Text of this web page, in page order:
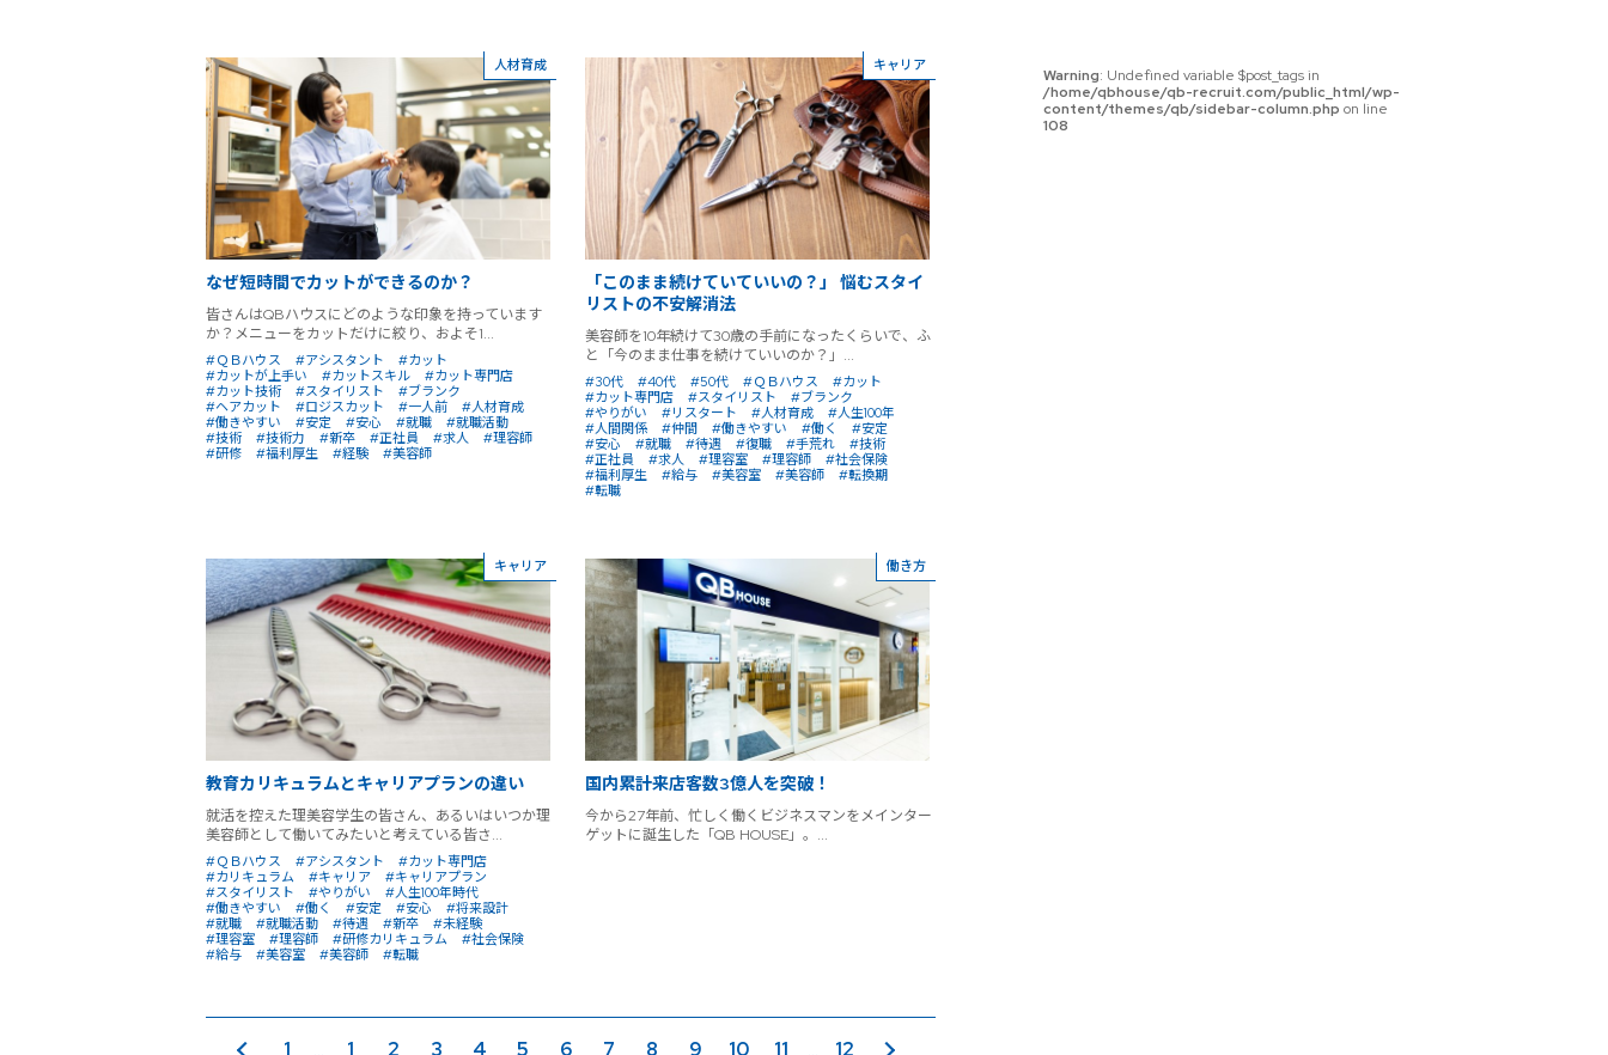
人材育成
なぜ短時間でカットができるのか？
皆さんはQBハウスにどのような印象を持っています
か？メニューをカットだけに絞り、およそ1...
#ＱＢハウス #アシスタント
#カット
#カットが上手い
#カットスキル
#カット専門店
#カット技術
#スタイリスト
#ブランク
#ヘアカット
#ロジスカット #一人前
#人材育成
#働きやすい
#安定 #安心 #就職
#就職活動
#技術
#技術力 #新卒 #正社員 #求人
#理容師
#研修
#福利厚生 #経験 #美容師
キャリア
「このまま続けていていいの？」 悩むスタイ
リストの不安解消法
美容師を10年続けて30歳の手前になったくらいで、ふ
と「今のまま仕事を続けていいのか？」...
#30代 #40代 #50代 #ＱＢハウス
#カット
#カット専門店
#スタイリスト
#ブランク
#やりがい
#リスタート #人材育成
#人生100年
#人間関係
#仲間 #働きやすい #働く
#安定
#安心
#就職 #待遇 #復職 #手荒れ
#技術
#正社員
#求人 #理容室 #理容師
#社会保険
#福利厚生
#給与 #美容室 #美容師
#転換期
#転職
キャリア
教育カリキュラムとキャリアプランの違い
就活を控えた理美容学生の皆さん、あるいはいつか理
美容師として働いてみたいと考えている皆さ...
#ＱＢハウス #アシスタント
#カット専門店
#カリキュラム
#キャリア
#キャリアプラン
#スタイリスト
#やりがい
#人生100年時代
#働きやすい
#働く #安定 #安心
#将来設計
#就職
#就職活動 #待遇 #新卒
#未経験
#理容室
#理容師 #研修カリキュラム
#社会保険
#給与
#美容室 #美容師 #転職
働き方
国内累計来店客数3億人を突破！
今から27年前、忙しく働くビジネスマンをメインター
ゲットに誕生した「QB HOUSE」。...
前のページ
1 1 2 3 4 5 6 7 8 9 10 11 12
Warning: Undefined variable $post_tags in
/home/qbhouse/qb-recruit.com/public_html/wp-
content/themes/qb/sidebar-column.php on line
108